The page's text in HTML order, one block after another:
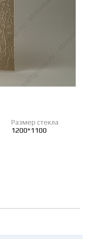
Размер стекла
1200*1100